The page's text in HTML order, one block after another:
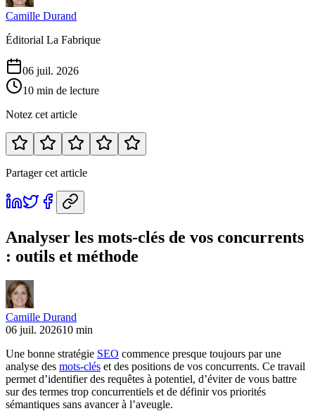
Camille Durand
Éditorial La Fabrique
06 juil. 2026
10 min de lecture
Notez cet article
Partager cet article
Analyser les mots-clés de vos concurrents
: outils et méthode
Camille Durand
06 juil. 202610 min
Une bonne stratégie SEO commence presque toujours par une
analyse des mots-clés et des positions de vos concurrents. Ce travail
permet d’identifier des requêtes à potentiel, d’éviter de vous battre
sur des termes trop concurrentiels et de définir vos priorités
sémantiques sans avancer à l’aveugle.